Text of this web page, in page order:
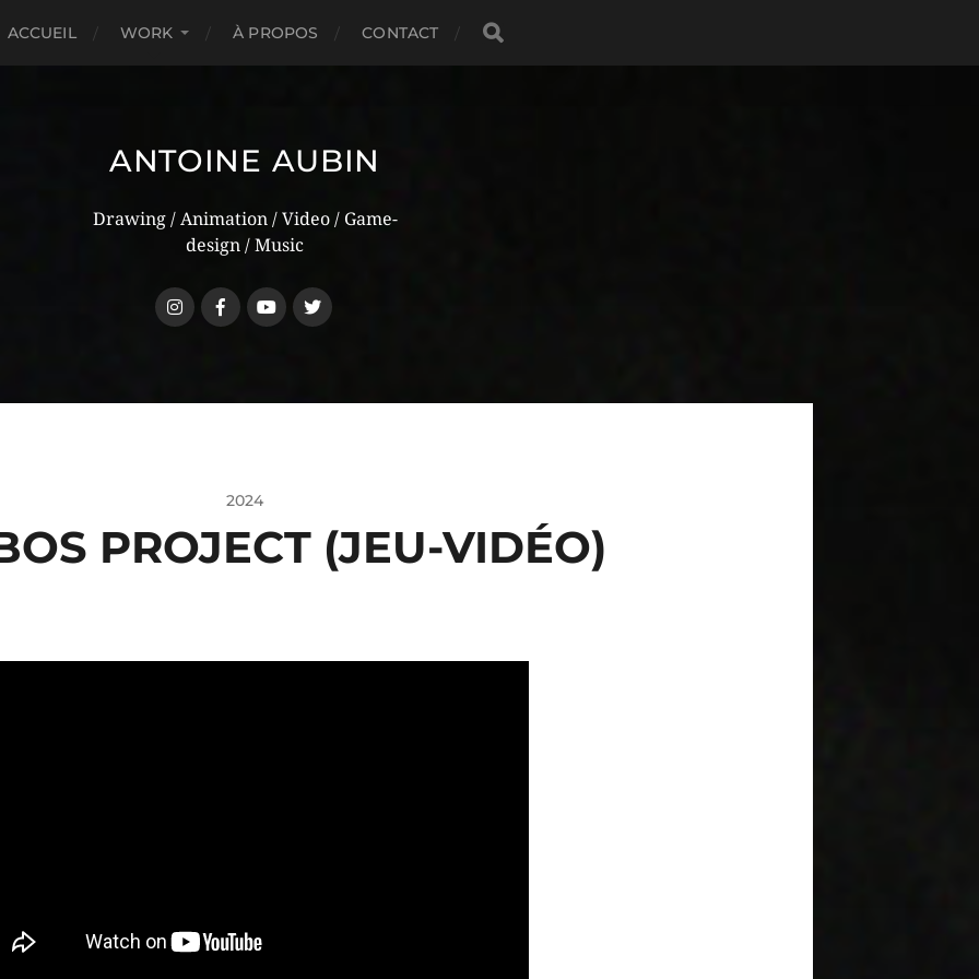
ACCUEIL WORK À PROPOS CONTACT
ANTOINE AUBIN
Drawing / Animation / Video / Game-
design / Music
2024
PROJECT (JEU-VIDÉO)